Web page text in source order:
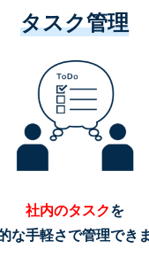
タスク管理
社内のタスクを
な手軽さで管理できま